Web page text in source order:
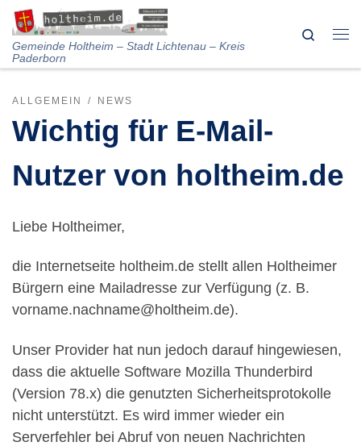
Skip to content
Gemeinde Holtheim – Stadt Lichtenau – Kreis
Paderborn
Search
ALLGEMEIN NEWS
Wichtig für E-Mail-
Nutzer von holtheim.de
Liebe Holtheimer,
die Internetseite holtheim.de stellt allen Holtheimer
Bürgern eine Mailadresse zur Verfügung (z. B.
vorname.nachname@holtheim.de).
Unser Provider hat nun jedoch darauf hingewiesen,
dass die aktuelle Software Mozilla Thunderbird
(Version 78.x) die genutzten Sicherheitsprotokolle
nicht unterstützt. Es wird immer wieder ein
Serverfehler bei Abruf von neuen Nachrichten